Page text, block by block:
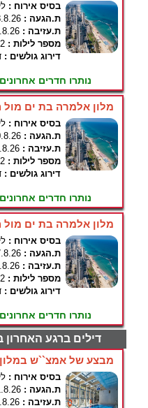
בסיס אירוח :
ת.הגעה : 13.8.26, יום חמישי
ת.עזיבה : 15.8.26, יום שבת
מספר לילות : 2 לילות
דירוג גולשים :
נותרו חדרים
מלון אלמרה בת ים מול הים 2 לילות
בסיס אירוח :
ת.הגעה : 20.8.26, יום חמישי
ת.עזיבה : 22.8.26, יום שבת
מספר לילות : 2 לילות
דירוג גולשים :
נותרו חדרים
מלון אלמרה בת ים מול הים 2 לילות
בסיס אירוח :
ת.הגעה : 27.8.26, יום חמישי
ת.עזיבה : 29.8.26, יום שבת
מספר לילות : 2 לילות
דירוג גולשים :
נותרו חדרים
דילים ברגע האחרון
מבצע של אמצ``ש במלון
בסיס אירוח :
ת.הגעה : 11.8.26, יום שלישי
ת.עזיבה : 12.8.26, יום רביעי